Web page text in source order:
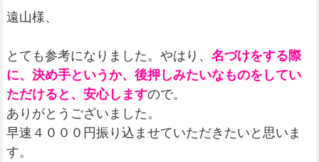
遠山様、
とても参考になりました。やはり、 名づけをする際
に、決め手というか、後押しみたいなものをしてい
ただけると、安心しますので。
ありがとうございました。
早速４０００円振り込ませていただきたいと思いま
す。